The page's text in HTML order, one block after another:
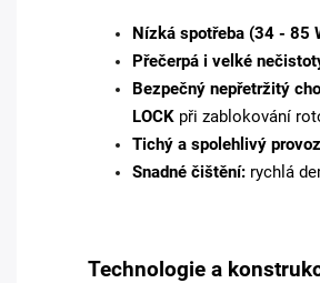
Nízká spotřeba (34 - 85
Přečerpá i velké
Bezpečný nepřetržitý
LOCK při zablokování
Tichý a spolehlivý
Snadné čištění: rychlá
Technologie a